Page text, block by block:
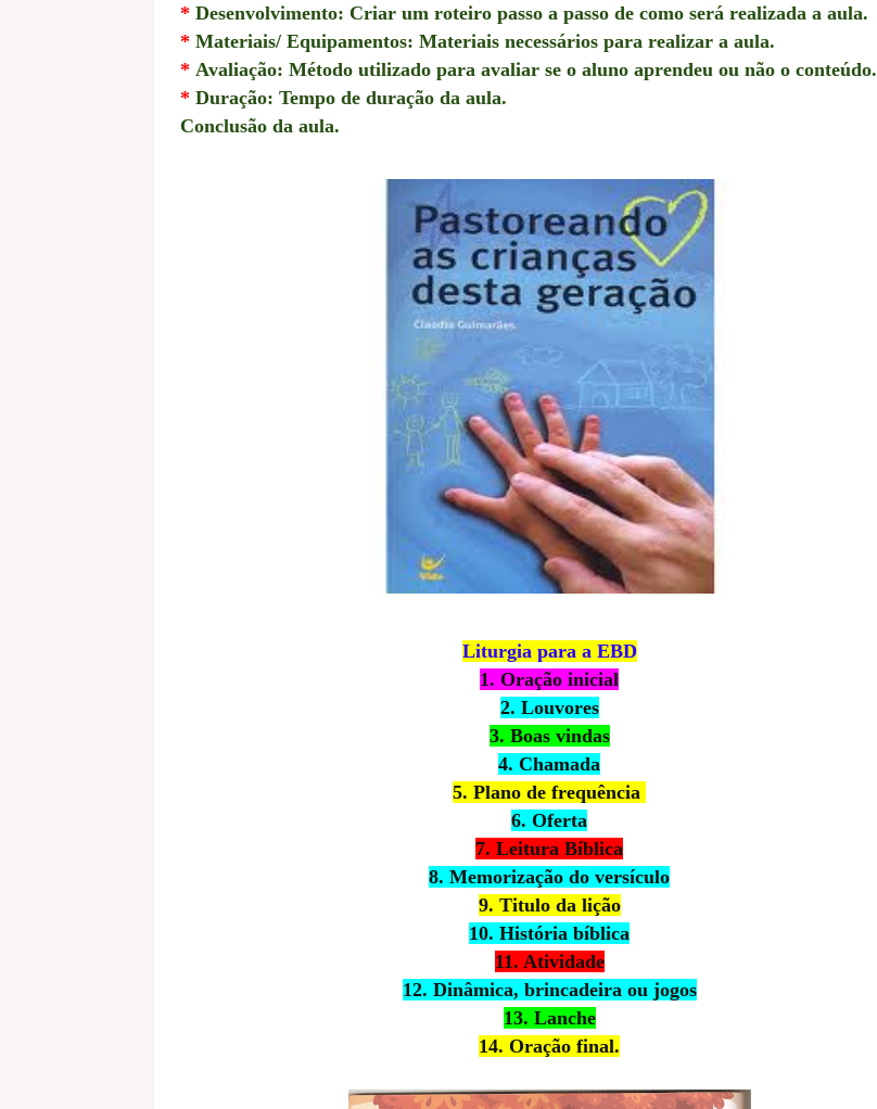
* Desenvolvimento: Criar um roteiro passo a passo de como será realizada a aula.
* Materiais/ Equipamentos: Materiais necessários para realizar a aula.
* Avaliação: Método utilizado para avaliar se o aluno aprendeu ou não o conteúdo.
* Duração: Tempo de duração da aula.
Conclusão da aula.
Liturgia para a EBD
1. Oração inicial
2. Louvores
3. Boas vindas
4. Chamada
5. Plano de frequência
6. Oferta
7. Leitura Bíblica
8. Memorização do versículo
9. Titulo da lição
10. História bíblica
11. Atividade
12. Dinâmica, brincadeira ou jogos
13. Lanche
14. Oração final.